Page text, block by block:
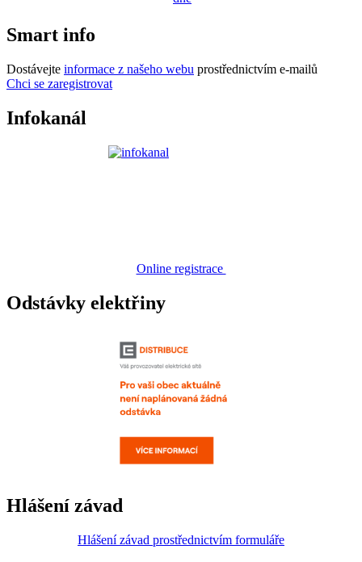
Smart info
Dostávejte informace z našeho webu prostřednictvím e-mailů
Chci se zaregistrovat
Infokanál
Online registrace
Odstávky elektřiny
Hlášení závad
Hlášení závad prostřednictvím formuláře